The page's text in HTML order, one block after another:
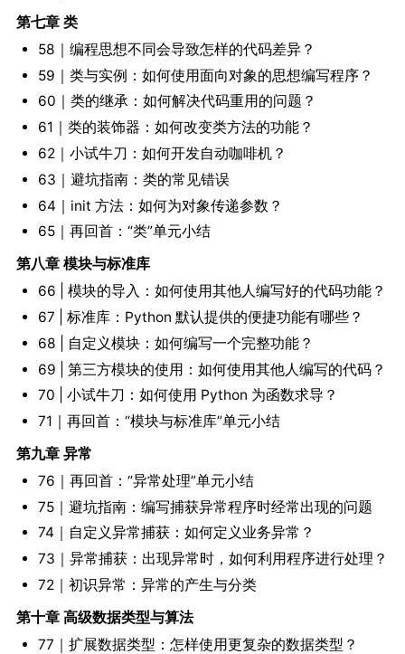
第七章 类
58｜编程思想不同会导致怎样的代码差异？
59｜类与实例：如何使用面向对象的思想编写程序？
60｜类的继承：如何解决代码重用的问题？
61｜类的装饰器：如何改变类方法的功能？
62｜小试牛刀：如何开发自动咖啡机？
63｜避坑指南：类的常见错误
64｜init 方法：如何为对象传递参数？
65｜再回首：“类”单元小结
第八章 模块与标准库
66 | 模块的导入：如何使用其他人编写好的代码功能？
67 | 标准库：Python 默认提供的便捷功能有哪些？
68 | 自定义模块：如何编写一个完整功能？
69 | 第三方模块的使用：如何使用其他人编写的代码？
70 | 小试牛刀：如何使用 Python 为函数求导？
71｜再回首：“模块与标准库”单元小结
第九章 异常
76｜再回首：“异常处理”单元小结
75｜避坑指南：编写捕获异常程序时经常出现的问题
74｜自定义异常捕获：如何定义业务异常？
73｜异常捕获：出现异常时，如何利用程序进行处理？
72｜初识异常：异常的产生与分类
第十章 高级数据类型与算法
77｜扩展数据类型：怎样使用更复杂的数据类型？